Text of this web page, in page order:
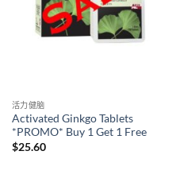
活力健脑
Activated Ginkgo Tablets
*PROMO* Buy 1 Get 1 Free
$25.60